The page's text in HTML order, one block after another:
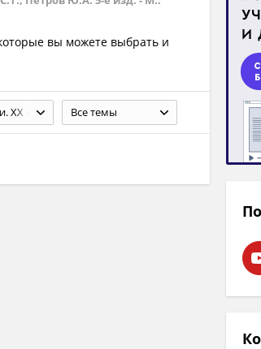
вы можете выбрать и
История России. XX - начало XXI в. 11 класс. Загладин Н.В., Козленко С.И., Минаков С.Т., Петров Ю.А. 5-е изд. - М.: 2007. — 480 с. Все темы